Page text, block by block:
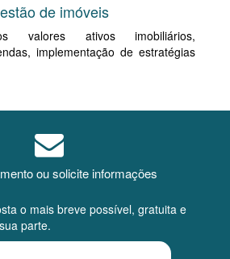
de imóveis
valores ativos imobiliários,
implementação de estratégias
ou solicite informações
o mais breve possível, gratuita e
parte.